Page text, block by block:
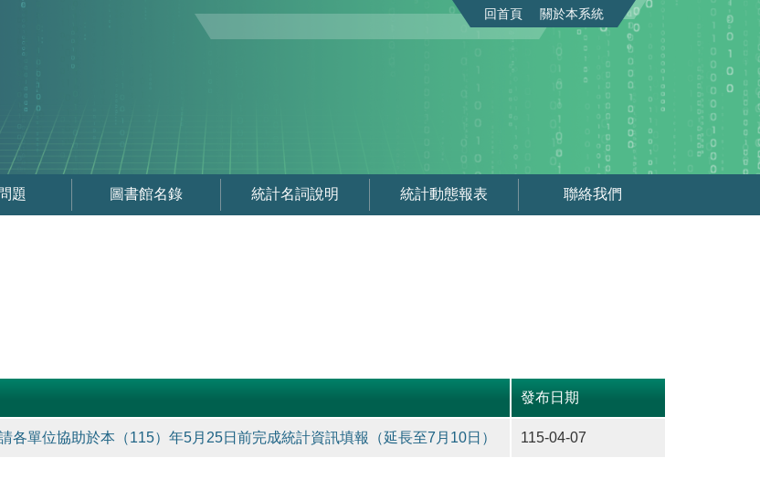
回首頁 關於本系統
題 圖書館名錄 統計名詞說明 統計動態報表 聯絡我們
發布日期
各單位協助於本（115）年5月25日前完成統計資訊填報（延長至7月10日） 115-04-07